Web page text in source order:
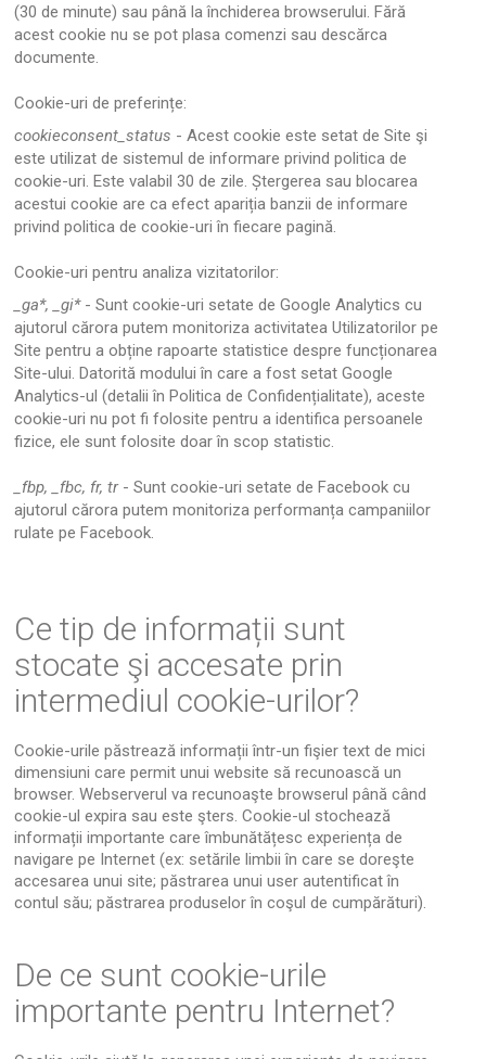
(30 de minute) sau până la închiderea browserului. Fără
acest cookie nu se pot plasa comenzi sau descărca
documente.
Cookie-uri de preferințe:
cookieconsent_status - Acest cookie este setat de Site şi
este utilizat de sistemul de informare privind politica de
cookie-uri. Este valabil 30 de zile. Ștergerea sau blocarea
acestui cookie are ca efect apariția banzii de informare
privind politica de cookie-uri în fiecare pagină.
Cookie-uri pentru analiza vizitatorilor:
_ga*, _gi*- Sunt cookie-uri setate de Google Analytics cu
ajutorul cărora putem monitoriza activitatea Utilizatorilor pe
Site pentru a obține rapoarte statistice despre funcționarea
Site-ului. Datorită modului în care a fost setat Google
Analytics-ul (detalii în Politica de Confidențialitate), aceste
cookie-uri nu pot fi folosite pentru a identifica persoanele
fizice, ele sunt folosite doar în scop statistic.
_fbp, _fbc, fr, tr- Sunt cookie-uri setate de Facebook cu
ajutorul cărora putem monitoriza performanța campaniilor
rulate pe Facebook.
Ce tip de informații sunt
stocate şi accesate prin
intermediul cookie-urilor?
Cookie-urile păstrează informații într-un fişier text de mici
dimensiuni care permit unui website să recunoască un
browser. Webserverul va recunoaşte browserul până când
cookie-ul expira sau este şters. Cookie-ul stochează
informații importante care îmbunătățesc experiența de
navigare pe Internet (ex: setările limbii în care se doreşte
accesarea unui site; păstrarea unui user autentificat în
contul său; păstrarea produselor în coşul de cumpărături).
De ce sunt cookie-urile
importante pentru Internet?